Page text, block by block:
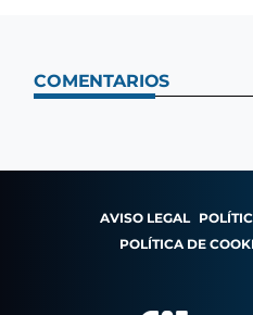
COMENTARIOS
AVISO LEGAL
POLÍTICA DE